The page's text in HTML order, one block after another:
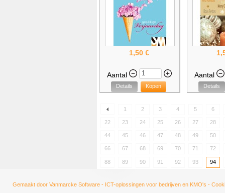
1,50 €
Aantal
Details Kopen
Aantal
Details
1 2 3 4 5 6
22 23 24 25 26 27 28
44 45 46 47 48 49 50
66 67 68 69 70 71 72
88 89 90 91 92 93 94
Gemaakt door Vanmarcke Software - ICT-oplossingen voor bedrijven en KMO's -